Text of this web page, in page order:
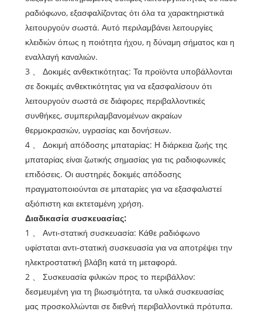
ραδιόφωνο, εξασφαλίζοντας ότι όλα τα χαρακτηριστικά
λειτουργούν σωστά. Αυτό περιλαμβάνει λειτουργίες
κλειδιών όπως η ποιότητα ήχου, η δύναμη σήματος και η
εναλλαγή καναλιών.
3 、 Δοκιμές ανθεκτικότητας: Τα προϊόντα υποβάλλονται
σε δοκιμές ανθεκτικότητας για να εξασφαλίσουν ότι
λειτουργούν σωστά σε διάφορες περιβαλλοντικές
συνθήκες, συμπεριλαμβανομένων ακραίων
θερμοκρασιών, υγρασίας και δονήσεων.
4 、 Δοκιμή απόδοσης μπαταρίας: Η διάρκεια ζωής της
μπαταρίας είναι ζωτικής σημασίας για τις ραδιοφωνικές
επιδόσεις. Οι αυστηρές δοκιμές απόδοσης
πραγματοποιούνται σε μπαταρίες για να εξασφαλιστεί
αξιόπιστη και εκτεταμένη χρήση.
Διαδικασία συσκευασίας:
1 、 Αντι-στατική συσκευασία: Κάθε ραδιόφωνο
υφίσταται αντι-στατική συσκευασία για να αποτρέψει την
ηλεκτροστατική βλάβη κατά τη μεταφορά.
2 、 Συσκευασία φιλικών προς το περιβάλλον:
δεσμευμένη για τη βιωσιμότητα, τα υλικά συσκευασίας
μας προσκολλώνται σε διεθνή περιβαλλοντικά πρότυπα.